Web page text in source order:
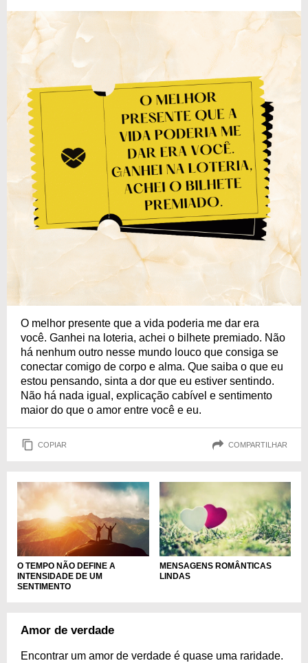
O melhor presente que a vida poderia me dar era
você. Ganhei na loteria, achei o bilhete premiado. Não
há nenhum outro nesse mundo louco que consiga se
conectar comigo de corpo e alma. Que saiba o que eu
estou pensando, sinta a dor que eu estiver sentindo.
Não há nada igual, explicação cabível e sentimento
maior do que o amor entre você e eu.
COPIAR COMPARTILHAR
O TEMPO NÃO DEFINE A
INTENSIDADE DE UM
SENTIMENTO
MENSAGENS ROMÂNTICAS
LINDAS
Amor de verdade
Encontrar um amor de verdade é quase uma raridade.